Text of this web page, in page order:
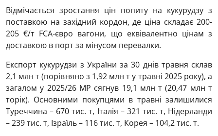
Відмічається зростання цін попиту на кукурудзу з
поставкою на західний кордон, де ціна складає 200-
205 €/т FCA-євро вагони, що еквівалентно цінам з
доставкою в порт за мінусом перевалки.
Експорт кукурудзи з України за 30 днів травня склав
2,1 млн т (порівняно з 1,92 млн т у травні 2025 року), а
загалом у 2025/26 МР сягнув 19,1 млн т (20,47 млн т
торік). Основними покупцями в травні залишилися
Туреччина – 670 тис. т, Італія – 321 тис. т, Нідерланди
– 239 тис. т, Ізраїль – 116 тис. т, Корея – 104,2 тис. т.